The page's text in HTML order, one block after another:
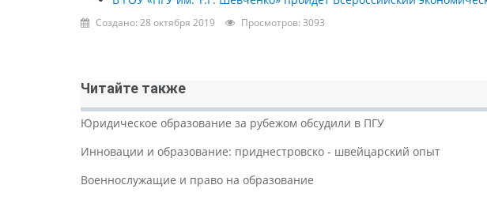
Создано: 28 октября 2019 Просмотров: 3093
Читайте также
Юридическое образование за рубежом обсудили в ПГУ
Инновации и образование: приднестровско - швейцарский опыт
Военнослужащие и право на образование